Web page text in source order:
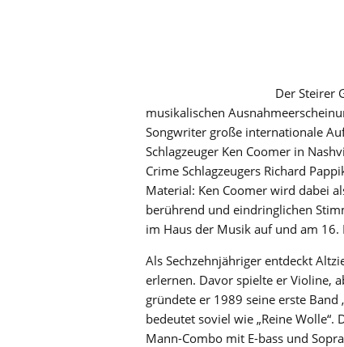
Der Steirer
musikalischen
Songwriter große internationale
Schlagzeuger Ken Coomer in
Crime Schlagzeugers Richard
Material: Ken Coomer wird dabei
berührend und eindringlichen
im Haus der Musik auf und am
Als Sechzehnjähriger entdeckt
erlernen. Davor spielte er Violine,
gründete er 1989 seine erste
bedeutet soviel wie „Reine
Mann-Combo mit E-bass und